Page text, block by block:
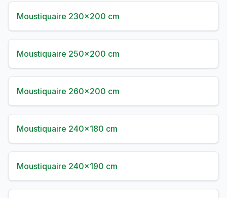
Moustiquaire 230×200 cm
Moustiquaire 250×200 cm
Moustiquaire 260×200 cm
Moustiquaire 240×180 cm
Moustiquaire 240×190 cm